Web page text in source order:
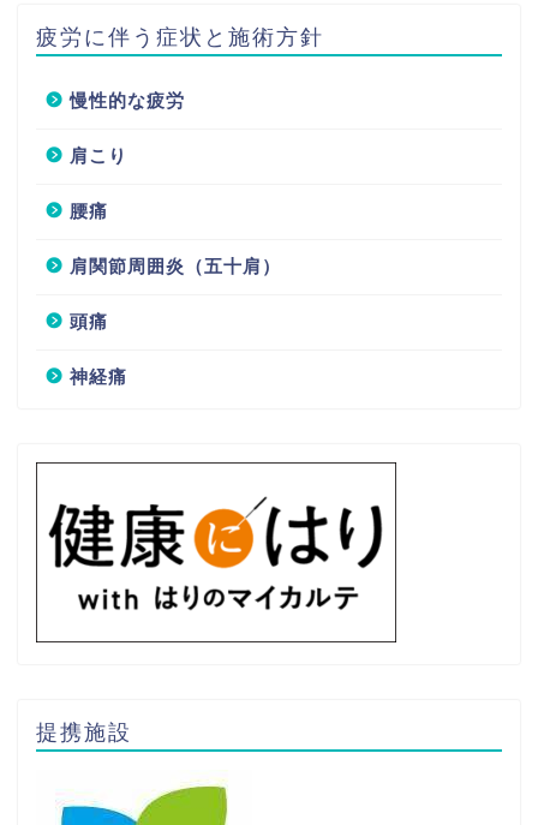
疲労に伴う症状と施術方針
慢性的な疲労
肩こり
腰痛
肩関節周囲炎（五十肩）
頭痛
神経痛
提携施設